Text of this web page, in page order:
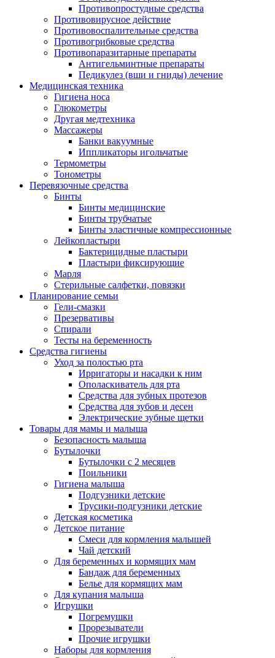
Противопростудные средства
Противовирусное действие
Противовоспалительные средства
Противогрибковые средства
Противопаразитарные препараты
Антигельминтные препараты
Педикулез (вши и гниды) лечение
Медицинская техника
Гигиена носа
Глюкометры
Другая медтехника
Массажеры
Банки вакуумные
Иппликаторы игольчатые
Термометры
Тонометры
Перевязочные средства
Бинты
Бинты медицинские
Бинты трубчатые
Бинты эластичные компрессионные
Лейкопластыри
Бактерицидные пластыри
Пластыри фиксирующие
Марля
Стерильные салфетки, повязки
Планирование семьи
Гели-смазки
Презервативы
Спирали
Тесты на беременность
Средства гигиены
Уход за полостью рта
Ирригаторы и насадки к ним
Ополаскиватель для рта
Средства для зубных протезов
Средства для зубов и десен
Электрические зубные щетки
Товары для мамы и малыша
Безопасность малыша
Бутылочки
Бутылочки с 2 месяцев
Поильники
Гигиена малыша
Подгузники детские
Трусики-подгузники детские
Детская косметика
Детское питание
Смеси для кормления малышей
Чай детский
Для беременных и кормящих мам
Бандаж для беременных
Белье для кормящих мам
Для купания малыша
Игрушки
Погремушки
Прорезыватели
Прочие игрушки
Наборы для кормления